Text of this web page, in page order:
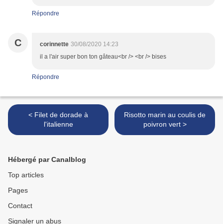
Répondre
C corinnette 30/08/2020 14:23
il a l'air super bon ton gâteau<br /> <br /> bises
Répondre
< Filet de dorade à
l'italienne
Risotto marin au coulis de
poivron vert >
Hébergé par Canalblog
Top articles
Pages
Contact
Signaler un abus